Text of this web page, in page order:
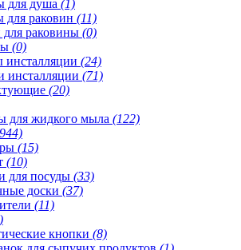
для душа (1)
для раковин (11)
для раковины (0)
(0)
инсталляции (24)
инсталляции (71)
(20)
для жидкого мыла (122)
(15)
(10)
для посуды (33)
доски (37)
(11)
кнопки (8)